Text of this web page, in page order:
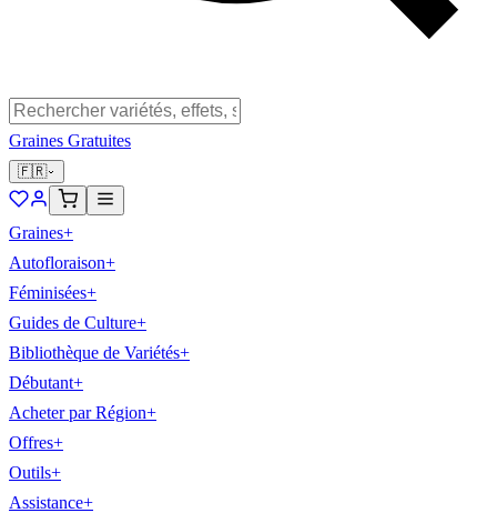
Graines Gratuites
🇫🇷
Graines+
Autofloraison+
Féminisées+
Guides de Culture+
Bibliothèque de Variétés+
Débutant+
Acheter par Région+
Offres+
Outils+
Assistance+